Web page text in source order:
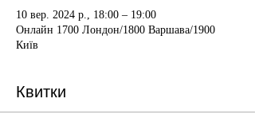
10 вер. 2024 р., 18:00 – 19:00
Онлайн 1700 Лондон/1800 Варшава/1900
Київ
Квитки